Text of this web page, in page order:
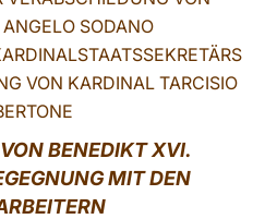
SODANO
VON KARDINAL TARCISIO
BENEDIKT XVI.
MIT DEN